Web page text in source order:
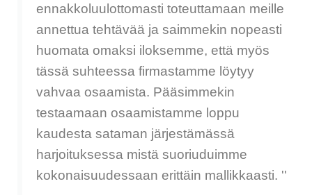
ennakkoluulottomasti toteuttamaan meille
annettua tehtävää ja saimmekin nopeasti
huomata omaksi iloksemme, että myös
tässä suhteessa firmastamme löytyy
vahvaa osaamista. Pääsimmekin
testaamaan osaamistamme loppu
kaudesta sataman järjestämässä
harjoituksessa mistä suoriuduimme
kokonaisuudessaan erittäin mallikkaasti. ''